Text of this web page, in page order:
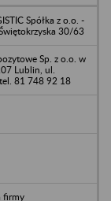
Spółka z o.o. -
30/63
Sp. z o.o. w
Lublin, ul.
81 748 92 18
firmy